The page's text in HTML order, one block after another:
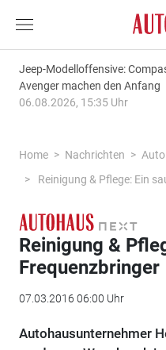
Jeep-Modelloffensive:
Avenger machen den Anfang
06.08.2026, 15:35 Uhr
Home Nachrichten
Reinigung & Pflege: Ein
Reinigung &
Frequenzbringer
07.03.2016 06:00 Uhr
Autohausunternehmer